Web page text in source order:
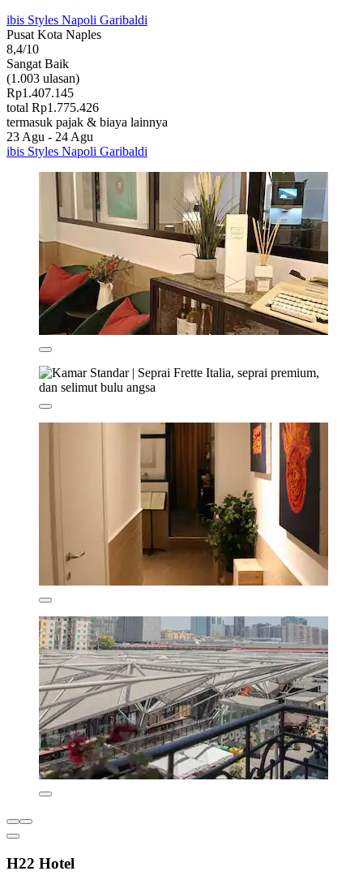
ibis Styles Napoli Garibaldi
Pusat Kota Naples
8,4/10
Sangat Baik
(1.003 ulasan)
Rp1.407.145
total Rp1.775.426
termasuk pajak & biaya lainnya
23 Agu - 24 Agu
ibis Styles Napoli Garibaldi
H22 Hotel